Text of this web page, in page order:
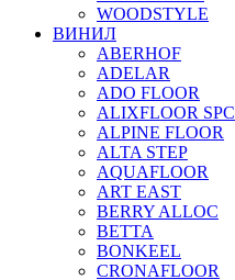
WOODSTYLE
ВИНИЛ
ABERHOF
ADELAR
ADO FLOOR
ALIXFLOOR SPC
ALPINE FLOOR
ALTA STEP
AQUAFLOOR
ART EAST
BERRY ALLOC
BETTA
BONKEEL
CRONAFLOOR